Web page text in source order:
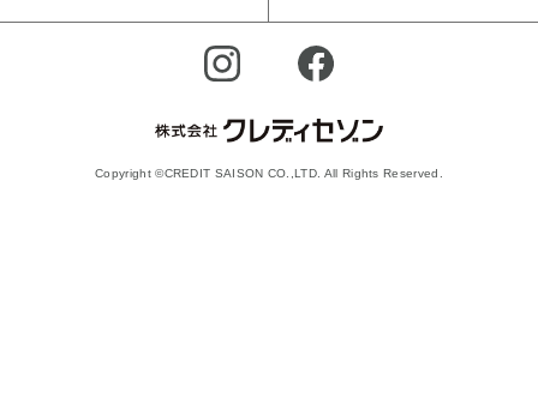
Copyright ©CREDIT SAISON CO.,LTD. All Rights Reserved.